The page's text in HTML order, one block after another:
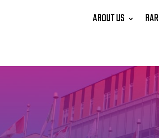
ABOUT US